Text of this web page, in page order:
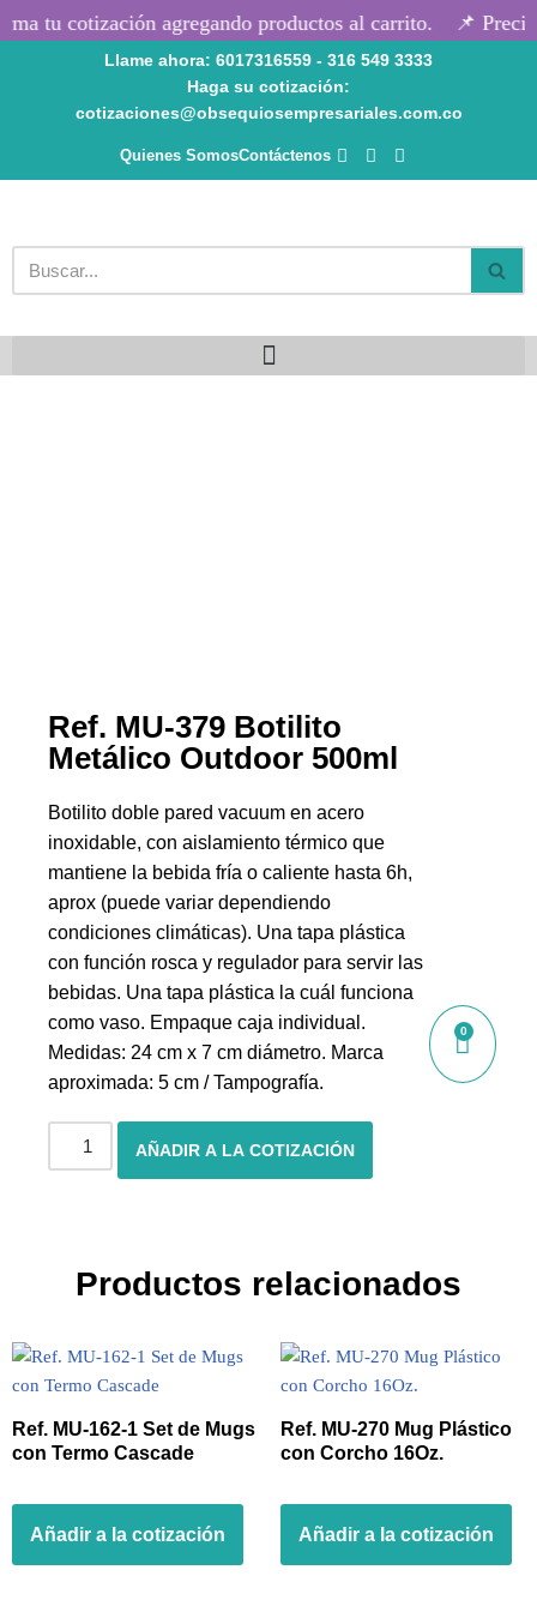
contenido
tu cotización agregando productos al carrito. 📌
Llame ahora: 6017316559 - 316 549 3333
Haga su cotización:
cotizaciones@obsequiosempresariales.com.co
Quienes SomosContáctenos
0
Ref. MU-379 Botilito
Metálico Outdoor 500ml
Botilito doble pared vacuum en acero
inoxidable, con aislamiento térmico que
mantiene la bebida fría o caliente hasta 6h,
aprox (puede variar dependiendo
condiciones climáticas). Una tapa plástica
con función rosca y regulador para servir las
bebidas. Una tapa plástica la cuál funciona
como vaso. Empaque caja individual.
Medidas: 24 cm x 7 cm diámetro. Marca
aproximada: 5 cm / Tampografía.
AÑADIR A LA COTIZACIÓN
Productos relacionados
Ref. MU-162-1 Set de Mugs
con Termo Cascade
Añadir a la cotización
Ref. MU-270 Mug Plástico
con Corcho 16Oz.
Añadir a la cotización